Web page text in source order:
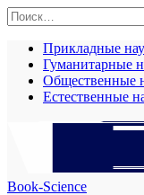
Перейти
к
содержанию
Search
for:
Прикладные
Гуманитарные
Общественные
Естественные
Book-Science